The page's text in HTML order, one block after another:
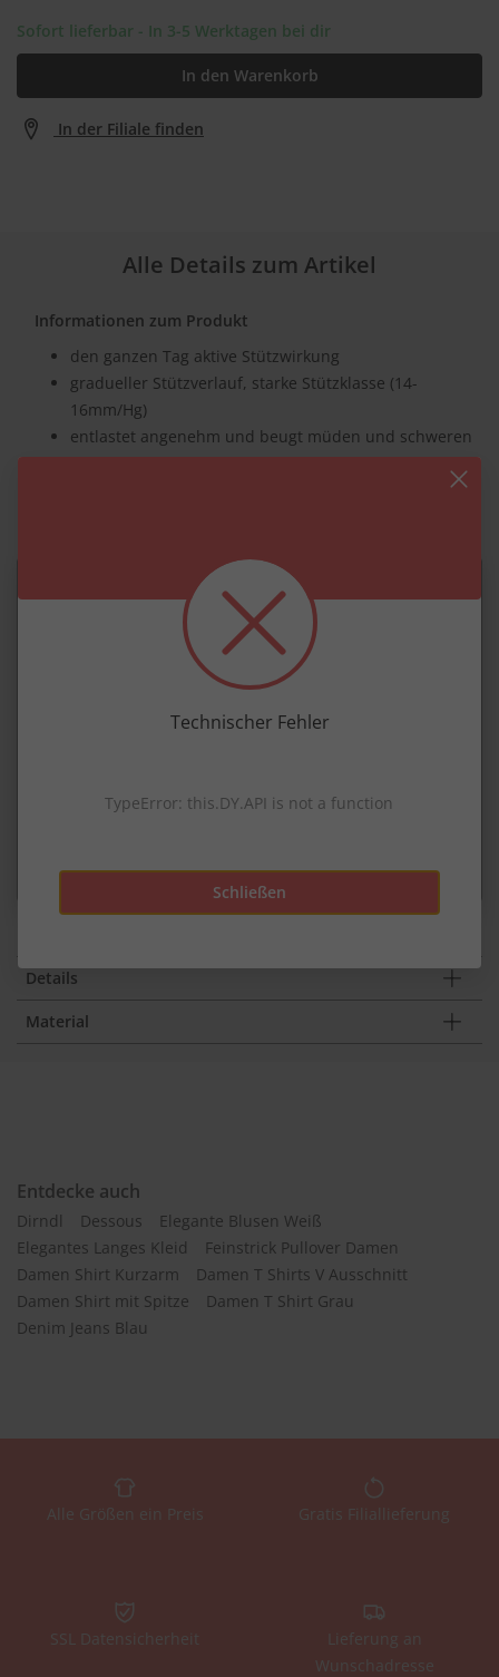
Technischer Fehler
TypeError: this.DY.API is not a function
Schließen
Sofort lieferbar - In 3-5 Werktagen bei dir
In den Warenkorb
In der Filiale finden
Alle Details zum Artikel
Informationen zum Produkt
den ganzen Tag aktive Stützwirkung
gradueller Stützverlauf, starke Stützklasse (14-
16mm/Hg)
entlastet angenehm und beugt müden und schweren
Beinen vor
Ein Produktlabel für den Verbraucherschutz vor
mehr zur Nachhaltigkeit
Details
Material
Entdecke auch
Dirndl Dessous
Elegante Blusen Weiß
Elegantes Langes Kleid
Feinstrick Pullover Damen
Damen Shirt Kurzarm
Damen T Shirts V Ausschnitt
Damen Shirt mit Spitze
Damen T Shirt Grau
Denim Jeans Blau
Alle Größen ein Preis Gratis Filiallieferung
SSL Datensicherheit
Lieferung an
Wunschadresse